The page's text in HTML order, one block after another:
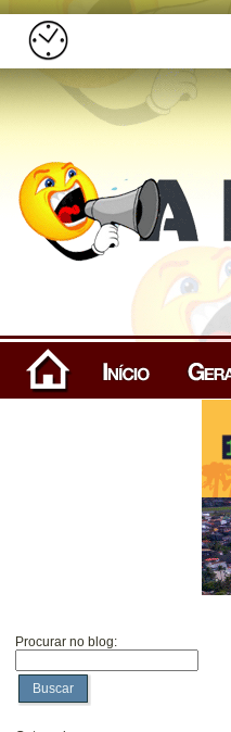
Procurar no blog:
Buscar